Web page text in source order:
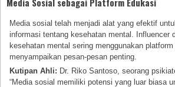
Media sosial telah menjadi alat yang efektif
informasi tentang kesehatan mental. Influencer
kesehatan mental sering menggunakan
menyampaikan pesan-pesan penting.
Kutipan Ahli: Dr. Riko Santoso, seorang
“Media sosial memiliki potensi yang luar biasa